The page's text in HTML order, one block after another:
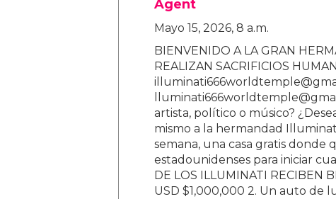
Agent
Mayo 15, 2026, 8 a.m.
BIENVENIDO A LA GRAN
REALIZAN SACRIFICIOS
artista, político o músico?
mismo a la hermandad
semana, una casa gratis donde
estadounidenses para iniciar
DE LOS ILLUMINATI RECIBEN
USD $1,000,000 2. Un auto de